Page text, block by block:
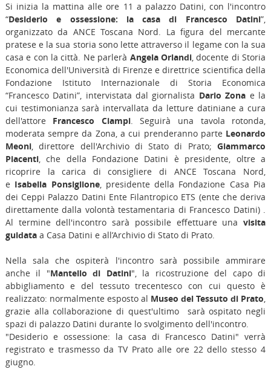
Si inizia la mattina alle ore 11 a palazzo Datini, con l'incontro
“Desiderio e ossessione: la casa di Francesco Datini”,
organizzato da ANCE Toscana Nord. La figura del mercante
pratese e la sua storia sono lette attraverso il legame con la sua
casa e con la città. Ne parlerà Angela Orlandi, docente di Storia
Economica dell'Università di Firenze e direttrice scientifica della
Fondazione Istituto Internazionale di Storia Economica
“Francesco Datini”, intervistata dal giornalista Dario Zona e la
cui testimonianza sarà intervallata da letture datiniane a cura
dell'attore Francesco Ciampi. Seguirà una tavola rotonda,
moderata sempre da Zona, a cui prenderanno parte Leonardo
Meoni, direttore dell'Archivio di Stato di Prato;Giammarco
Piacenti, che della Fondazione Datini è presidente, oltre a
ricoprire la carica di consigliere di ANCE Toscana Nord,
e Isabella Ponsiglione, presidente della Fondazione Casa Pia
dei Ceppi Palazzo Datini Ente Filantropico ETS (ente che deriva
direttamente dalla volontà testamentaria di Francesco Datini) .
Al termine dell'incontro sarà possibile effettuare unavisita
guidataa Casa Datini e all’Archivio di Stato di Prato.
Nella sala che ospiterà l'incontro sarà possibile ammirare
anche il "Mantello di Datini", la ricostruzione del capo di
abbigliamento e del tessuto trecentesco con cui questo è
realizzato: normalmente esposto al Museo del Tessuto di Prato,
grazie alla collaborazione di quest'ultimo sarà ospitato negli
spazi di palazzo Datini durante lo svolgimento dell'incontro.
"Desiderio e ossessione: la casa di Francesco Datini" verrà
registrato e trasmesso da TV Prato alle ore 22 dello stesso 4
giugno.